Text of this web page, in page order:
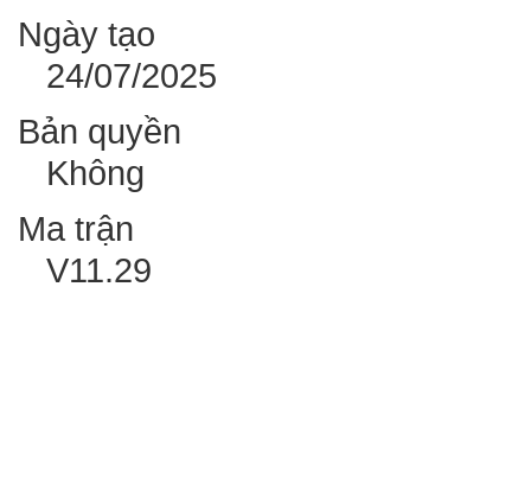
Ngày tạo
24/07/2025
Bản quyền
Không
Ma trận
V11.29